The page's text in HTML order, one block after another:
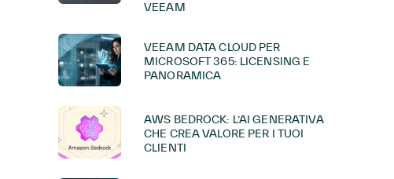
VEEAM
VEEAM DATA CLOUD PER
MICROSOFT 365: LICENSING E
PANORAMICA
AWS BEDROCK: L’AI GENERATIVA
CHE CREA VALORE PER I TUOI
CLIENTI